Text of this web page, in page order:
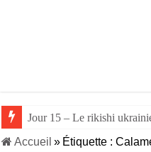
Jour 15 – Le rikishi
Jour 14 – Aonishiki
Accueil » Étiquette :